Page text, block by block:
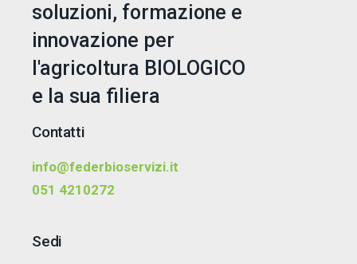
soluzioni, formazione e
innovazione per
l'agricoltura BIOLOGICO
e la sua filiera
Contatti
info@federbioservizi.it
051 4210272
Sedi